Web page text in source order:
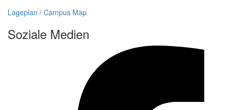
Lageplan / Campus Map
Soziale Medien